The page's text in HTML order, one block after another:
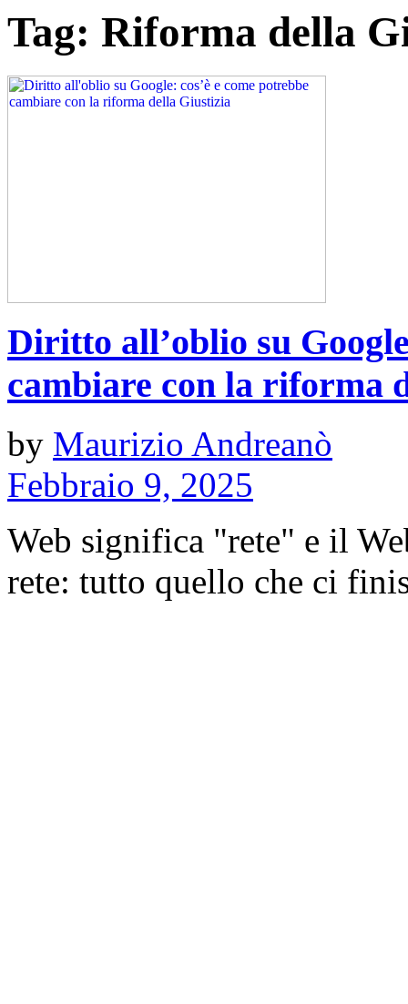
Tag: Riforma della
Diritto all’oblio su
cambiare con la riforma
by Maurizio Andreanò
Febbraio 9, 2025
Web significa "rete" e il
rete: tutto quello che ci